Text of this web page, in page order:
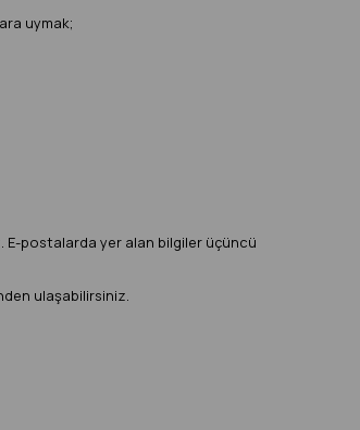
uymak;
E-postalarda yer alan bilgiler üçüncü
ulaşabilirsiniz.